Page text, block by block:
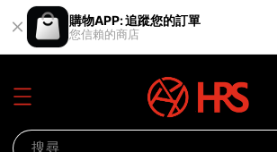
購物APP: 追蹤您的訂單
您信賴的商店
搜尋